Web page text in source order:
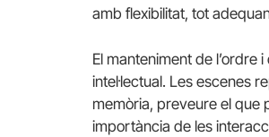
amb flexibilitat, tot
El manteniment de l’ordre
intel·lectual. Les escenes
memòria, preveure el que
importància de les